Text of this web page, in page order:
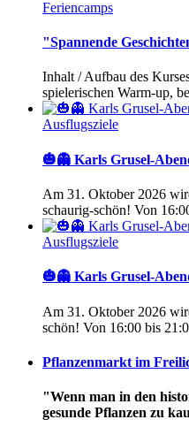
Feriencamps
"Spannende
Inhalt / Aufbau des
spielerischen Warm-up,
Ausflugsziele
🎃👻 Karls Grusel-
Am 31. Oktober 2026
schaurig-schön! Von
Ausflugsziele
🎃👻 Karls Grusel-
Am 31. Oktober 2026
schön! Von 16:00 bis
Pflanzenmarkt im
"Wenn man in den
gesunde Pflanzen zu